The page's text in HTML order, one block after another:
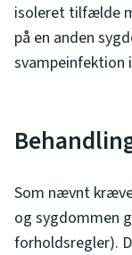
isoleret tilfælde
på en anden
svampeinfektion
Som nævnt
og sygdommen
forholdsregler).